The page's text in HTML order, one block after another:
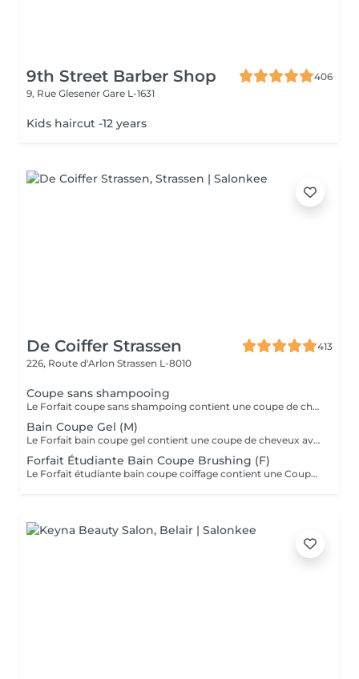
9th Street Barber Shop
406
9, Rue Glesener Gare L-1631
Kids haircut -12 years
De Coiffer Strassen
413
226, Route d'Arlon Strassen L-8010
Coupe sans shampooing
Le Forfait coupe sans shampoing contient une coupe de cheveux sans shampoing pour les étudiants. En cas de questions veuillez appeler au +352 26 35 02 89.
Bain Coupe Gel (M)
Le Forfait bain coupe gel contient une coupe de cheveux avec shampoing et l'application d'un produit de finition (Gel, Cire, Laque, etc.) pour les étudiants. En cas de questions veuillez appeler au +352 26 35 02 89.
Forfait Étudiante Bain Coupe Brushing (F)
Le Forfait étudiante bain coupe coiffage contient une Coupe et un Brushing pour les étudiantes. Dépendant de la longueur des cheveux, le prix peut varier. En cas de questions veuillez appeler au +352 26 35 02 89.